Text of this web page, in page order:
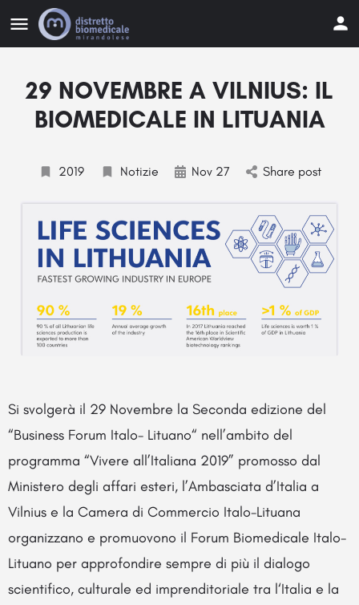
29 NOVEMBRE A VILNIUS: IL
BIOMEDICALE IN LITUANIA
2019 Notizie Nov 27 Share post
Si svolgerà il 29 Novembre la Seconda edizione del
“Business Forum Italo- Lituano“ nell’ambito del
programma “Vivere all’Italiana 2019” promosso dal
Ministero degli affari esteri, l’Ambasciata d’Italia a
Vilnius e la Camera di Commercio Italo-Lituana
organizzano e promuovono il Forum Biomedicale Italo-
Lituano per approfondire sempre di più il dialogo
scientifico, culturale ed imprenditoriale tra l‘Italia e la